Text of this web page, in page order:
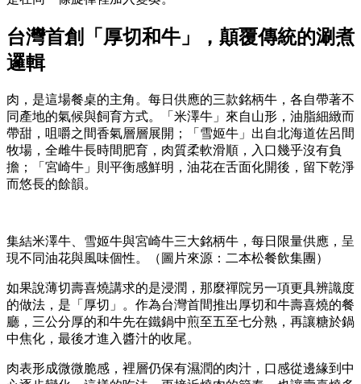
台灣首創「厚切和牛」，顛覆傳統的涮煮
邏輯
肉，是這場餐桌的主角。每日供應的三款銘柄牛，各自帶著不
同產地的氣候與飼育方式。「米澤牛」來自山形，油脂細緻而
帶甜，咀嚼之間香氣層層展開；「雪姬牛」出自北海道佐呂間
牧場，全雌牛長時間肥育，肉質柔軟滑順，入口幾乎沒有負
擔；「宮崎牛」則平衡感鮮明，油花在舌面化開後，留下乾淨
而悠長的餘韻。
集結米澤牛、雪姬牛與宮崎牛三大銘柄牛，每日限量供應，呈
現不同油花與風味個性。（圖片來源：二本松餐飲集團）
如果說薄切壽喜燒講求的是浸潤，那麼禪院另一項更具辨識度
的做法，是「厚切」。作為台灣首間推出厚切和牛壽喜燒的餐
廳，三公分厚的和牛先在鐵鍋中煎至五至七分熟，再讓糖於鍋
中焦化，最後才進入醬汁的收尾。
肉表形成微微脆感，裡層仍保有濕潤的肉汁，口感從邊緣到中